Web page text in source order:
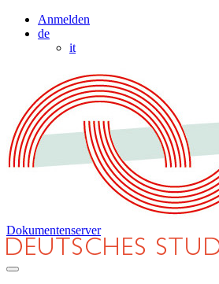
Anmelden
de
it
Dokumentenserver